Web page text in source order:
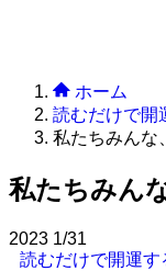
ホーム
読むだけで開
私たちみんな
私たちみん
2023 1/31
読むだけで開運す